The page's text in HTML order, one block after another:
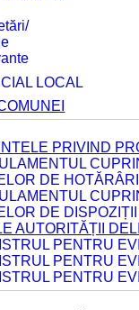
LOCAL
PRIVIND
DE
DE
AUTORITĂȚII
PENTRU
PENTRU
PENTRU